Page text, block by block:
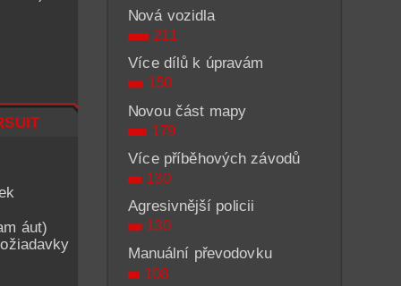
áut)
Nová vozidla
211
Více dílů k úpravám
150
Novou část mapy
179
Více příběhových závodů
130
Agresivnější policii
130
Manuální převodovku
108